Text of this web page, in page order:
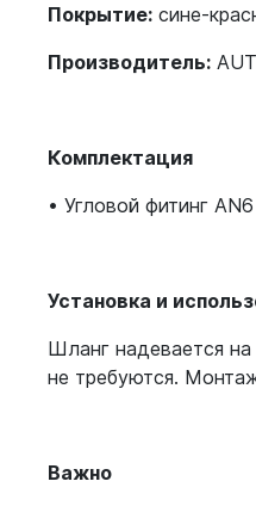
Покрытие: сине-
Производитель:
Комплектация
• Угловой фитинг
Установка и
Шланг надевается
не требуются.
Важно